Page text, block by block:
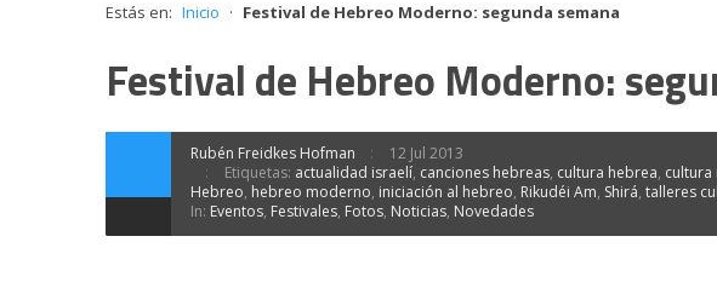
Estás en: Inicio · Festival de Hebreo Moderno: segunda semana
Festival de Hebreo Moderno:
Rubén Freidkes Hofman
12 Jul 2013
Etiquetas: actualidad israelí, canciones hebreas, cultura hebrea, cultura
Hebreo, hebreo moderno, iniciación al hebreo, Rikudéi Am, Shirá, talleres
In: Eventos, Festivales, Fotos, Noticias, Novedades